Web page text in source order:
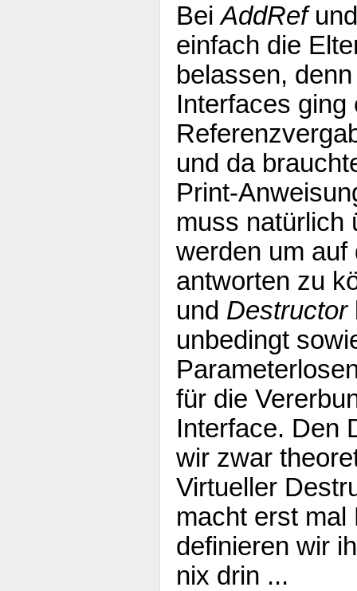
BeiAddRef
einfach die
belassen,
Interfaces ging
und da
Print-
muss natürlich
werden um auf
antworten zu
und Destructor
unbedingt
für die
Interface. Den
wir zwar
Virtueller
macht erst mal
definieren wir
nix drin ...